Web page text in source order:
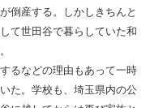
倒産する。しかしきちんと
て世田谷で暮らしていた和
るなどの理由もあって一時
た。学校も、埼玉県内の公